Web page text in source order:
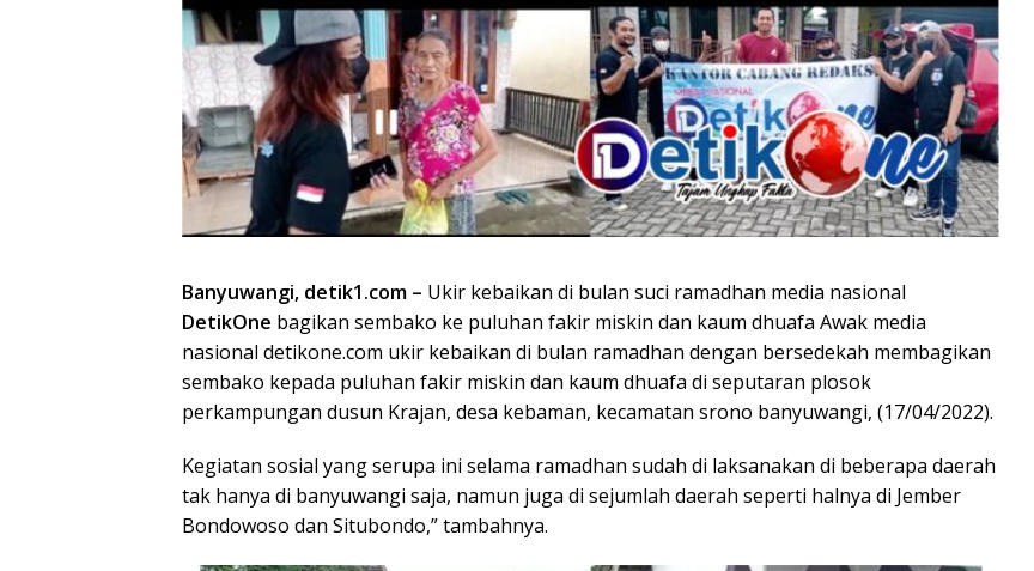
Banyuwangi, detik1.com – Ukir kebaikan di bulan suci ramadhan media nasional
DetikOne bagikan sembako ke puluhan fakir miskin dan kaum dhuafa Awak media
nasional detikone.com ukir kebaikan di bulan ramadhan dengan bersedekah membagikan
sembako kepada puluhan fakir miskin dan kaum dhuafa di seputaran plosok
perkampungan dusun Krajan, desa kebaman, kecamatan srono banyuwangi, (17/04/2022).
Kegiatan sosial yang serupa ini selama ramadhan sudah di laksanakan di beberapa daerah
tak hanya di banyuwangi saja, namun juga di sejumlah daerah seperti halnya di Jember
Bondowoso dan Situbondo,” tambahnya.